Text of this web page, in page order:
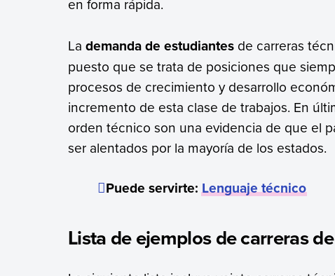
en forma rápida.
La demanda de estudiantesde carreras
puesto que se trata de posiciones que
procesos de crecimiento y desarrollo
incremento de esta clase de trabajos. En
orden técnico son una evidencia de que el
ser alentados por la mayoría de los estados.
Puede servirte:Lenguaje técnico
Lista de ejemplos de carreras